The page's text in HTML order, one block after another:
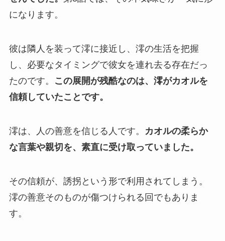
になります。
彼は隣人を装って澪に接近し、澪の生活を把握
し、必要なタイミングで彼女を連れ去る存在だっ
たのです。
この展開が残酷なのは、澪がカオルを
信頼していたことです。
澪は、人の善意を信じる人です。
カオルの柔らか
な言葉や親切を、素直に受け取っていました。
その信頼が、誘拐という形で利用されてしまう。
澪の善意そのものが傷つけられる回でもありま
す。